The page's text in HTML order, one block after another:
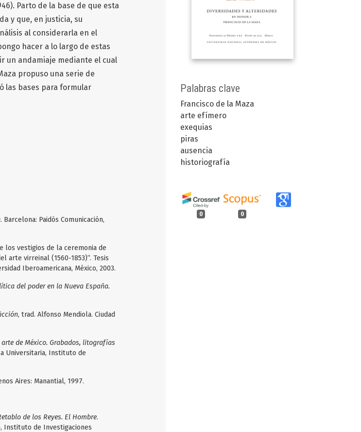
Palabras clave
Francisco de la Maza
arte efímero
exequias
piras
ausencia
historiografía
0 0
Parto de la base de que esta
y que, en justicia, su
al considerarla en el
hacer a lo largo de estas
un andamiaje mediante el cual
propuso una serie de
las bases para formular
. Barcelona: Paidós Comunicación,
los vestigios de la ceremonia de
arte virreinal (1560-1853)”. Tesis
Iberoamericana, México, 2003.
del poder en la Nueva España.
, trad. Alfonso Mendiola. Ciudad
de México. Grabados, litografías
Universitaria, Instituto de
Aires: Manantial, 1997.
de los Reyes. El Hombre.
Instituto de Investigaciones